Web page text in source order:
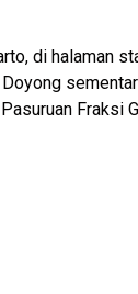
di halaman
Fraksi